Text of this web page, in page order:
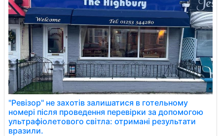
"Ревізор" не захотів залишатися в готельному
номері після проведення перевірки за допомогою
ультрафіолетового світла: отримані результати
вразили.